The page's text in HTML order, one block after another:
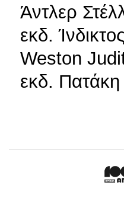
Άντλερ
εκδ.
Weston
εκδ.